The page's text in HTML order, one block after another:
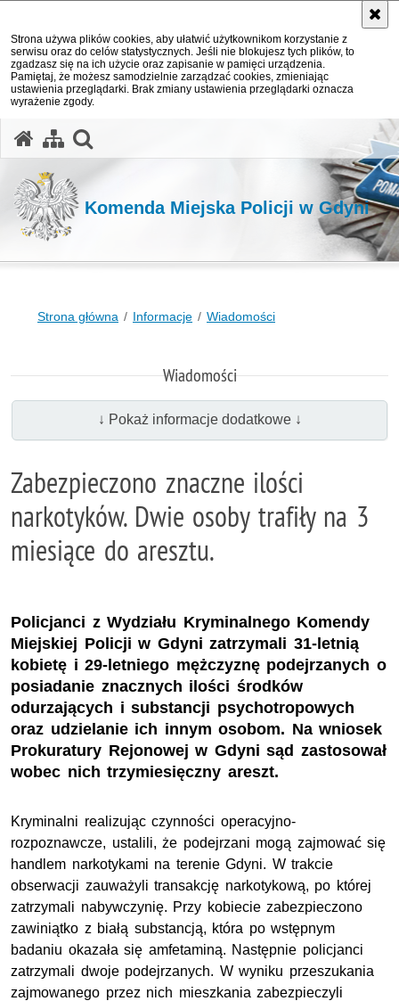
Strona używa plików cookies, aby ułatwić użytkownikom korzystanie z
serwisu oraz do celów statystycznych. Jeśli nie blokujesz tych plików, to
zgadzasz się na ich użycie oraz zapisanie w pamięci urządzenia.
Pamiętaj, że możesz samodzielnie zarządzać cookies, zmieniając
ustawienia przeglądarki. Brak zmiany ustawienia przeglądarki oznacza
wyrażenie zgody.
Komenda Miejska Policji w Gdyni
Strona główna Informacje Wiadomości
Wiadomości
↓ Pokaż informacje dodatkowe ↓
Zabezpieczono znaczne ilości
narkotyków. Dwie osoby trafiły na 3
miesiące do aresztu.
Policjanci z Wydziału Kryminalnego Komendy
Miejskiej Policji w Gdyni zatrzymali 31-letnią
kobietę i 29-letniego mężczyznę podejrzanych o
posiadanie znacznych ilości środków
odurzających i substancji psychotropowych
oraz udzielanie ich innym osobom. Na wniosek
Prokuratury Rejonowej w Gdyni sąd zastosował
wobec nich trzymiesięczny areszt.
Kryminalni realizując czynności operacyjno-
rozpoznawcze, ustalili, że podejrzani mogą zajmować się
handlem narkotykami na terenie Gdyni. W trakcie
obserwacji zauważyli transakcję narkotykową, po której
zatrzymali nabywczynię. Przy kobiecie zabezpieczono
zawiniątko z białą substancją, która po wstępnym
badaniu okazała się amfetaminą. Następnie policjanci
zatrzymali dwoje podejrzanych. W wyniku przeszukania
zajmowanego przez nich mieszkania zabezpieczyli